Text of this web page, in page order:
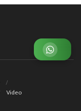
व्हाट्सअप ग्रुप जॉईन करा
Video